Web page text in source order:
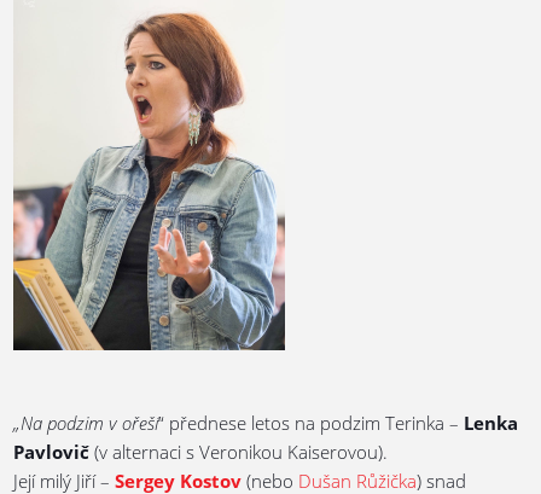
„Na podzim v ořeší“ přednese letos na podzim Terinka – Lenka
Pavlovič (v alternaci s Veronikou Kaiserovou).
Její milý Jiří –Sergey Kostov (nebo Dušan Růžička) snad